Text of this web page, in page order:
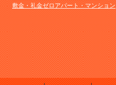
敷金・礼金ゼロアパート・マンション